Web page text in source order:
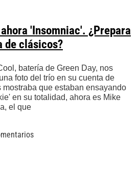
'Insomniac'. ¿Prepara
de clásicos?
batería de Green Day, nos
foto del trío en su cuenta de
mostraba que estaban ensayando
en su totalidad, ahora es Mike
el que